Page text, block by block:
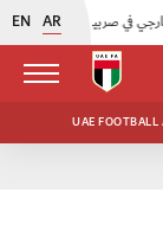
EN AR |
UAE